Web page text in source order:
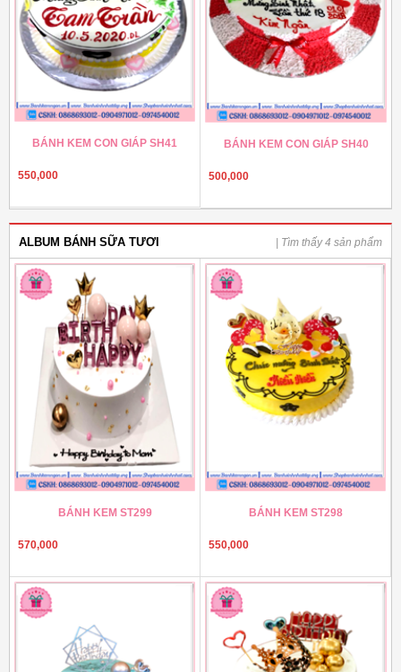
BÁNH KEM CON GIÁP SH41
550,000
BÁNH KEM CON GIÁP SH40
500,000
ALBUM BÁNH SỮA TƯƠI | Tìm thấy 4 sản phẩm
BÁNH KEM ST299
570,000
BÁNH KEM ST298
550,000